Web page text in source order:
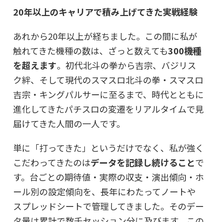
20年以上のキャリアで積み上げてきた実戦経験
あれから20年以上が経ちました。この間に私が
触れてきた機種の数は、ざっと数えても300機種
を超えます。初代北斗の拳から吉宗、バジリス
ク絆、そして現代のスマスロ北斗の拳・スマスロ
吉宗・キングパルサーに至るまで、時代とともに
進化してきたパチスロの変遷をリアルタイムで見
届けてきた人間の一人です。
単に「打ってきた」というだけでなく、私が強く
こだわってきたのはデータを記録し続けることで
す。台ごとの期待値・実際の収支・演出傾向・ホ
ール別の設定傾向を、長年にわたってノートや
スプレッドシートで管理してきました。そのデー